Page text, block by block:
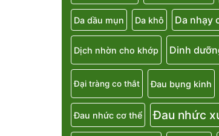
Da dầu mụn Da khô Da nhạy
Dịch nhờn cho khớp Dinh
Đại tràng co thắt Đau bụng kinh
Đau nhức cơ thể Đau nhức